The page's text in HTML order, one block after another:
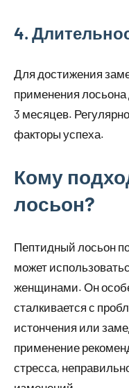
4.
Для достижения
применения
3 месяцев.
факторы успеха.
Кому
лосьон?
Пептидный лосьон
может
женщинами. Он
сталкивается с
истончения или
применение
стресса,